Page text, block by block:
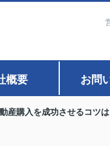
概要 お問
産購入を成功させるコツ